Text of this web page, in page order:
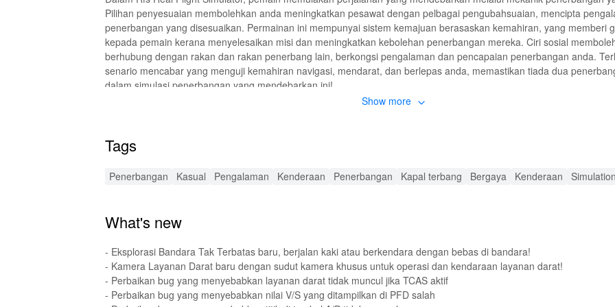
Pilihan penyesuaian membolehkan anda meningkatkan pesawat dengan pelbagai pengubahsuaian, mencipta
penerbangan yang disesuaikan. Permainan ini mempunyai sistem kemajuan berasaskan kemahiran, yang memberi
kepada pemain kerana menyelesaikan misi dan meningkatkan kebolehan penerbangan mereka. Ciri sosial
berhubung dengan rakan dan rakan penerbang lain, berkongsi pengalaman dan pencapaian penerbangan anda.
senario mencabar yang menguji kemahiran navigasi, mendarat, dan berlepas anda, memastikan tiada dua
dalam simulasi penerbangan yang mendebarkan ini!
Rfs Real Flight Simulator mempunyai banyak ciri unik yang meningkatkan ia di atas simulasi penerbangan mudah alih
multij pemain masa nyata membolehkan anda terbang bersama rakan atau peminat lain di seluruh dunia, membina
navigating melalui pelbagai iklim dan keadaan persekitaran.
🚀 Penambahbaikan Menarik Baharu dengan Rfs Real Flight Simulator MOD!
MOD APK untuk Rfs Real Flight Simulator memperkenalkan pelbagai penambahbaikan menarik, termasuk pesawat
kunci dan akses eksklusif kepada misi istimewa. Pemain boleh terbang tanpa had, membuka setiap pesawat dan
Show more
Tags
Penerbangan Kasual Pengalaman Kenderaan Penerbangan Kapal terbang Bergaya Kenderaan Simulation
What's new
- Eksplorasi Bandara Tak Terbatas baru, berjalan kaki atau berkendara dengan bebas di bandara!
- Kamera Layanan Darat baru dengan sudut kamera khusus untuk operasi dan kendaraan layanan darat!
- Perbaikan bug yang menyebabkan layanan darat tidak muncul jika TCAS aktif
- Perbaikan bug yang menyebabkan nilai V/S yang ditampilkan di PFD salah